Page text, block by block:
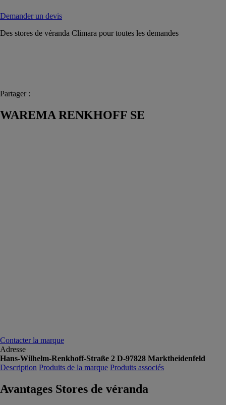
Demander un devis
Des stores de véranda Climara pour toutes les demandes
Partager :
WAREMA RENKHOFF SE
Contacter la marque
Adresse
Hans-Wilhelm-Renkhoff-Straße 2 D-97828 Marktheidenfeld
Description Produits de la marque Produits associés
Avantages Stores de véranda